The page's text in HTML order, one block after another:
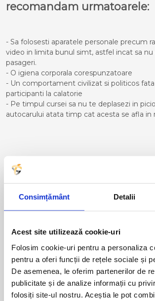
Consimțământ Detalii
Acest site utilizează cookie-uri
Folosim cookie-uri pentru a personaliza
pentru a oferi funcții de rețele sociale și
De asemenea, le oferim partenerilor de
publicitate și de analize informații cu
folosiți site-ul nostru. Aceștia le pot
recomandam urmatoarele:
- Sa folosesti aparatele personale precum
video in limita bunul simt, astfel incat sa nu
pasageri.
- O igiena corporala corespunzatoare
- Un comportament civilizat si politicos
participanti la calatorie
- Pe timpul cursei sa nu te deplasezi in
autocarului atata timp cat acesta se afla in
Curse din Romania catre
FIGUERAS:
ACAS
AIUD
ALESD
ALEXANDRIA
BACAU
BAIA MARE
BAILE HERCULANE
BAILESTI
LUGOJ
MEDGIDIA
MIZIL
MOINESTI
MOTCA
NUSFALAU
OLTENITA
ONESTI
ORADEA